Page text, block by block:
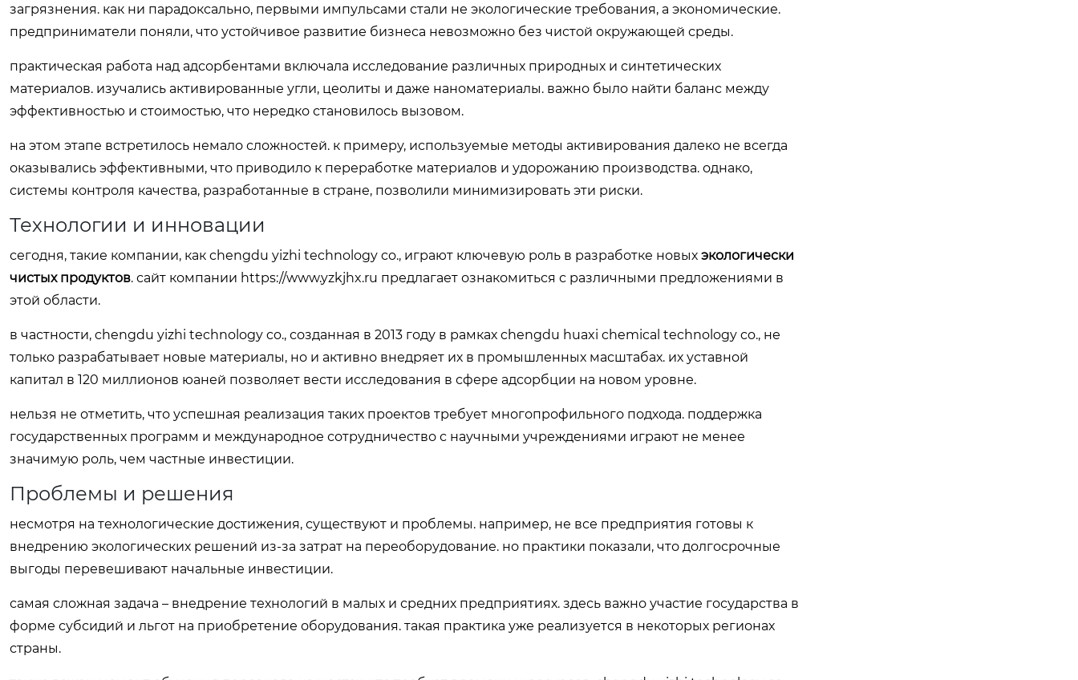
загрязнения. как ни парадоксально, первыми импульсами стали не экологические требования, а экономические.
предприниматели поняли, что устойчивое развитие бизнеса невозможно без чистой окружающей среды.
практическая работа над адсорбентами включала исследование различных природных и синтетических
материалов. изучались активированные угли, цеолиты и даже наноматериалы. важно было найти баланс между
эффективностью и стоимостью, что нередко становилось вызовом.
на этом этапе встретилось немало сложностей. к примеру, используемые методы активирования далеко не всегда
оказывались эффективными, что приводило к переработке материалов и удорожанию производства. однако,
системы контроля качества, разработанные в стране, позволили минимизировать эти риски.
Технологии и инновации
сегодня, такие компании, как chengdu yizhi technology co., играют ключевую роль в разработке новых экологически
чистых продуктов. сайт компании https://www.yzkjhx.ru предлагает ознакомиться с различными предложениями в
этой области.
в частности, chengdu yizhi technology co., созданная в 2013 году в рамках chengdu huaxi chemical technology co., не
только разрабатывает новые материалы, но и активно внедряет их в промышленных масштабах. их уставной
капитал в 120 миллионов юаней позволяет вести исследования в сфере адсорбции на новом уровне.
нельзя не отметить, что успешная реализация таких проектов требует многопрофильного подхода. поддержка
государственных программ и международное сотрудничество с научными учреждениями играют не менее
значимую роль, чем частные инвестиции.
Проблемы и решения
несмотря на технологические достижения, существуют и проблемы. например, не все предприятия готовы к
внедрению экологических решений из-за затрат на переоборудование. но практики показали, что долгосрочные
выгоды перевешивают начальные инвестиции.
самая сложная задача – внедрение технологий в малых и средних предприятиях. здесь важно участие государства в
форме субсидий и льгот на приобретение оборудования. такая практика уже реализуется в некоторых регионах
страны.